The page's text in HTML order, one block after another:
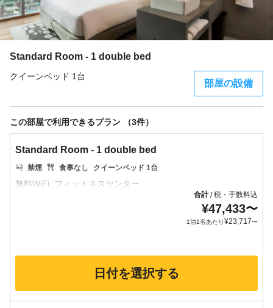
Standard Room - 1 double bed
クイーンベッド 1台
部屋の設備
この部屋で利用できるプラン （3件）
Standard Room - 1 double bed
禁煙 食事なし クイーンベッド 1台
合計/税・手数料込
¥47,433〜
1泊1名あたり¥23,717〜
日付を選択する